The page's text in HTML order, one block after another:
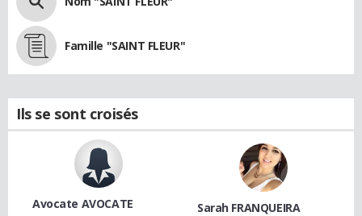
Famille "SAINT FLEUR"
Ils se sont croisés
Avocate AVOCATE Sarah FRANQUEIRA